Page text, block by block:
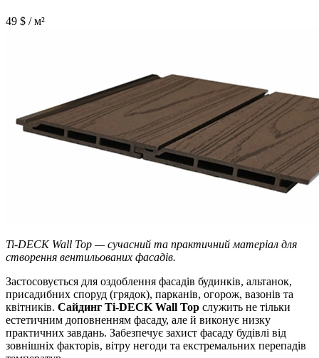
49 $ / м²
Ti-DECK Wall Top — сучасний та практичний матеріал для
створення вентильованих фасадів.
Застосовується для оздоблення фасадів будинків, альтанок,
присадибних споруд (грядок), парканів, огорож, вазонів та
квітників. Сайдинг Ti-DECK Wall Top служить не тільки
естетичним доповненням фасаду, але й виконує низку
практичних завдань. Забезпечує захист фасаду будівлі від
зовнішніх факторів, вітру негоди та екстремальних перепадів